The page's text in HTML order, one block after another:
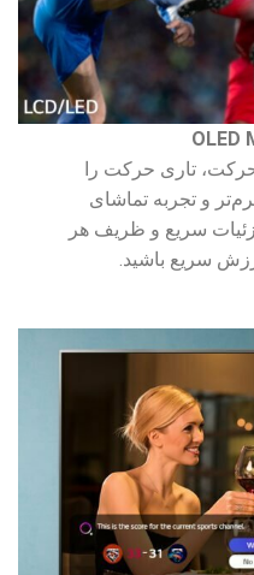
OLED
تاری حرکت را
و تجربه تماشای
سریع و ظریف هر
سریع باشید.